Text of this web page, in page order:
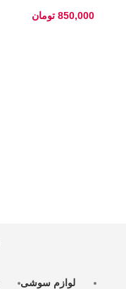
850,000 تومان
لوازم سوشی